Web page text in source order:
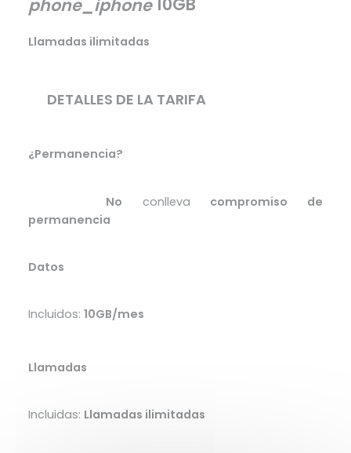
phone_iphone
Llamadas ilimitadas
DETALLES DE LA TARIFA
¿Permanencia?
No conlleva compromiso de
permanencia
Datos
Incluidos: 10GB/mes
Llamadas
Incluidas: Llamadas ilimitadas